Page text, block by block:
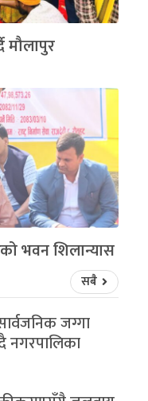
मौलापुर
भवन शिलान्यास
सबै
जग्गा
नगरपालिका